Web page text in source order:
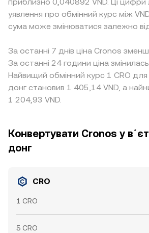
уявлення про обмінний курс між
сума може змінюватися залежно
За останні 7 днів ціна Cronos
За останні 24 години ціна
Найвищий обмінний курс 1 CRO для
донг становив 1 405,14 VND, а
1 204,93 VND.
Конвертувати Cronos у
донг
CRO
1 CRO
5 CRO